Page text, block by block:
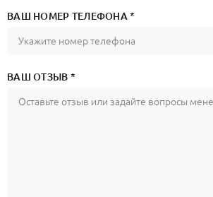
ВАШ НОМЕР ТЕЛЕФОНА *
ВАШ ОТЗЫВ *